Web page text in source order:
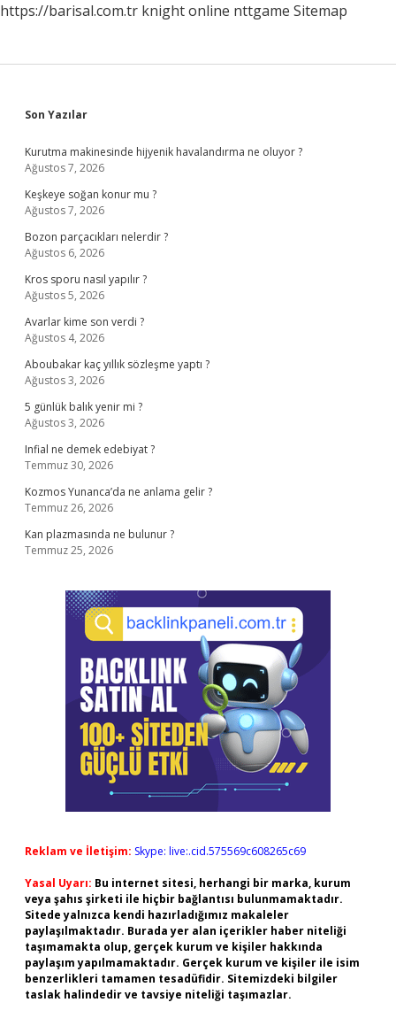
https://barisal.com.tr knight online nttgame Sitemap
Sidebar
Son Yazılar
Kurutma makinesinde hijyenik havalandırma ne oluyor ?
Ağustos 7, 2026
Keşkeye soğan konur mu ?
Ağustos 7, 2026
Bozon parçacıkları nelerdir ?
Ağustos 6, 2026
Kros sporu nasıl yapılır ?
Ağustos 5, 2026
Avarlar kime son verdi ?
Ağustos 4, 2026
Aboubakar kaç yıllık sözleşme yaptı ?
Ağustos 3, 2026
5 günlük balık yenir mi ?
Ağustos 3, 2026
Infial ne demek edebiyat ?
Temmuz 30, 2026
Kozmos Yunanca’da ne anlama gelir ?
Temmuz 26, 2026
Kan plazmasında ne bulunur ?
Temmuz 25, 2026
Reklam ve İletişim: Skype: live:.cid.575569c608265c69
Yasal Uyarı: Bu internet sitesi, herhangi bir marka, kurum
veya şahıs şirketi ile hiçbir bağlantısı bulunmamaktadır.
Sitede yalnızca kendi hazırladığımız makaleler
paylaşılmaktadır. Burada yer alan içerikler haber niteliği
taşımamakta olup, gerçek kurum ve kişiler hakkında
paylaşım yapılmamaktadır. Gerçek kurum ve kişiler ile isim
benzerlikleri tamamen tesadüfidir. Sitemizdeki bilgiler
taslak halindedir ve tavsiye niteliği taşımazlar.